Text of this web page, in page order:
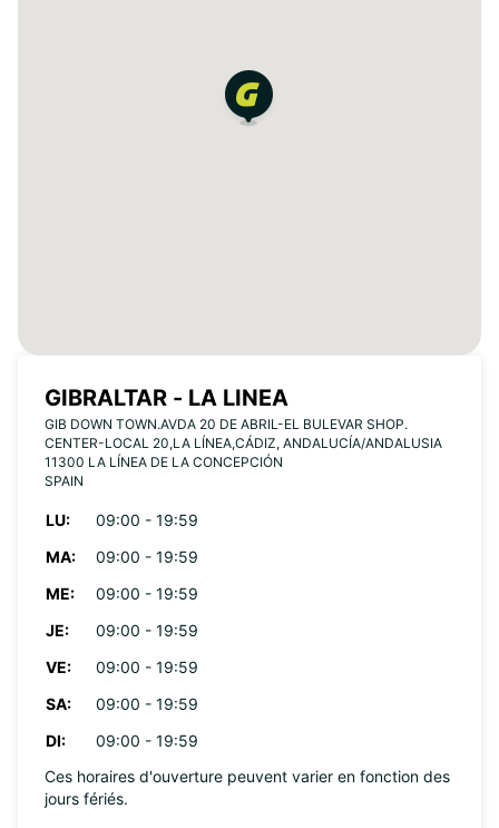
GIBRALTAR - LA LINEA
GIB DOWN TOWN.AVDA 20 DE ABRIL-EL BULEVAR SHOP.
CENTER-LOCAL 20,LA LÍNEA,CÁDIZ, ANDALUCÍA/ANDALUSIA
11300 LA LÍNEA DE LA CONCEPCIÓN
SPAIN
LU:
09:00 - 19:59
MA:
09:00 - 19:59
ME:
09:00 - 19:59
JE:
09:00 - 19:59
VE:
09:00 - 19:59
SA:
09:00 - 19:59
DI:
09:00 - 19:59
Ces horaires d'ouverture peuvent varier en fonction des
jours fériés.